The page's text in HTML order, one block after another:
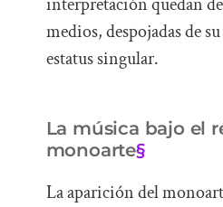
interpretación quedan
medios, despojadas de
estatus singular.
La música bajo el
monoarte§
La aparición del